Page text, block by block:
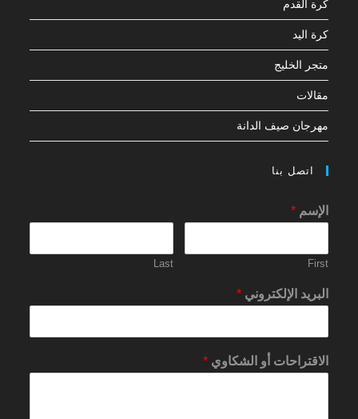
كرة القدم
كرة اليد
متجر الخليج
مقالات
مهرجان صيف الدانة
اتصل بنا
الإسم*
First
Last
البريد الإلكتروني*
الاقتراحات أو الشكاوي*